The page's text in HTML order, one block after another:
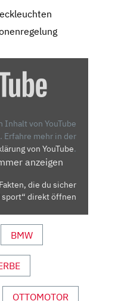
Inhalt von YouTube
Erfahre mehr in der
von YouTube.
anzeigen
die du sicher
direkt öffnen
BMW
OTTOMOTOR